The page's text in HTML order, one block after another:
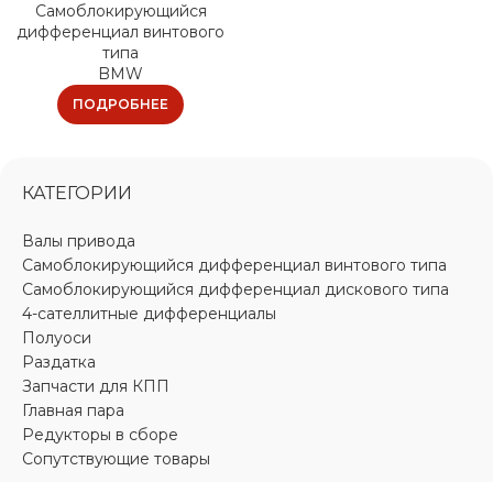
Самоблокирующийся
дифференциал винтового
типа
BMW
ПОДРОБНЕЕ
КАТЕГОРИИ
Валы привода
Самоблокирующийся дифференциал винтового типа
Самоблокирующийся дифференциал дискового типа
4-сателлитные дифференциалы
Полуоси
Раздатка
Запчасти для КПП
Главная пара
Редукторы в сборе
Сопутствующие товары